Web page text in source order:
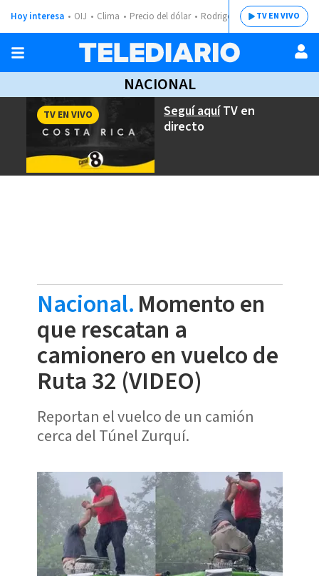
Hoy interesa OIJ Clima Precio del dólar Rodrigo ChavesTV EN VIVO
NACIONAL
Seguí aquíTV en
directo
TV EN VIVO
Nacional.Momento en
que rescatan a
camionero en vuelco de
Ruta 32 (VIDEO)
Reportan el vuelco de un camión
cerca del Túnel Zurquí.